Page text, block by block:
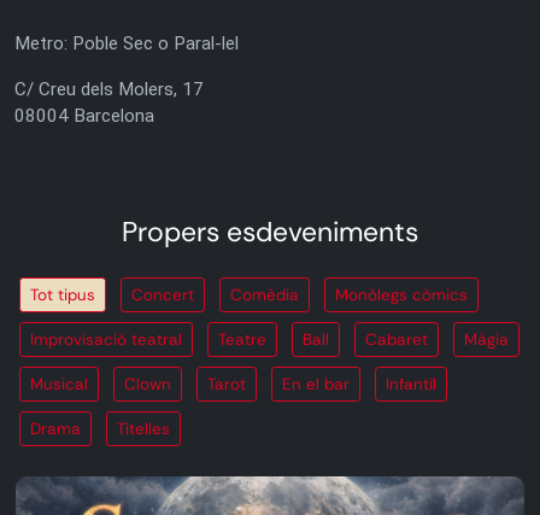
Metro: Poble Sec o Paral-lel
C/ Creu dels Molers, 17
08004 Barcelona
Propers esdeveniments
Tot tipus Concert Comèdia Monòlegs còmics
Improvisació teatral Teatre Ball Cabaret Màgia
Musical Clown Tarot En el bar Infantil
Drama Titelles